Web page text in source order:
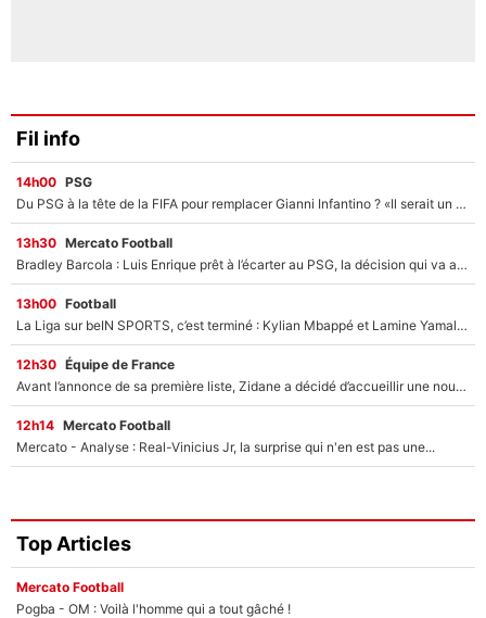
Fil info
14h00 PSG
Du PSG à la tête de la FIFA pour remplacer Gianni Infantino ? «Il serait un mauvais président», le patron de la Liga s'attaque à Nasser Al-Khelaïfi !
13h30 Mercato Football
Bradley Barcola : Luis Enrique prêt à l’écarter au PSG, la décision qui va accélérer son transfert à Liverpool ?
13h00 Football
La Liga sur beIN SPORTS, c’est terminé : Kylian Mbappé et Lamine Yamal changent de chaîne, «le moment était venu d'ouvrir un nouveau chapitre»
12h30 Équipe de France
Avant l’annonce de sa première liste, Zidane a décidé d’accueillir une nouvelle tête en équipe de France
12h14 Mercato Football
Mercato - Analyse : Real-Vinicius Jr, la surprise qui n'en est pas une...
Top Articles
Mercato Football
Pogba - OM : Voilà l'homme qui a tout gâché !